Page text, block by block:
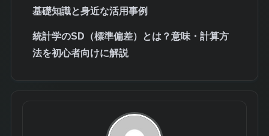
基礎知識と身近な活用事例
統計学のSD（標準偏差）とは？意味・計算方
法を初心者向けに解説